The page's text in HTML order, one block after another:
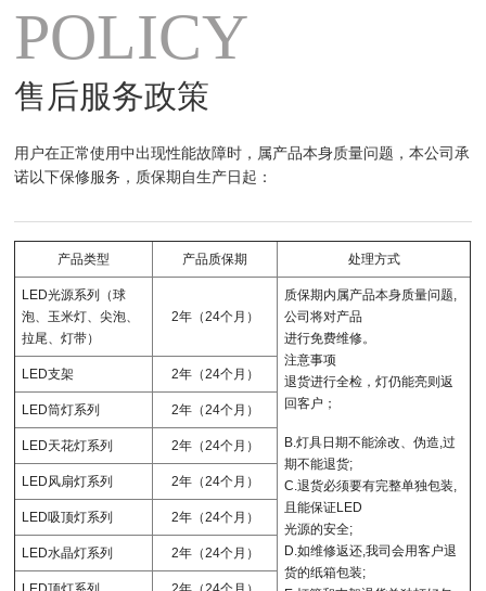
POLICY
售后服务政策
用户在正常使用中出现性能故障时，属产品本身质量问题，本公司承
诺以下保修服务，质保期自生产日起：
产品类型 产品质保期 处理方式
LED光源系列（球
泡、玉米灯、尖泡、
拉尾、灯带）
2年（24个月）
质保期内属产品本身质量问题,
公司将对产品
进行免费维修。
注意事项
退货进行全检，灯仍能亮则返
回客户；
B.灯具日期不能涂改、伪造,过
期不能退货;
C.退货必须要有完整单独包装,
且能保证LED
光源的安全;
D.如维修返还,我司会用客户退
货的纸箱包装;
LED支架 2年（24个月）
LED筒灯系列 2年（24个月）
LED天花灯系列 2年（24个月）
LED风扇灯系列 2年（24个月）
LED吸顶灯系列 2年（24个月）
LED水晶灯系列 2年（24个月）